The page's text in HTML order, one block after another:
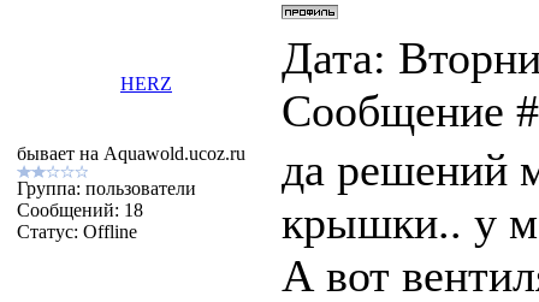
HERZ
Дата:
Сообщение
бывает на Aquawold.ucoz.ru
Группа: пользователи
Сообщений: 18
Статус: Offline
да решений
крышки.. у
А вот